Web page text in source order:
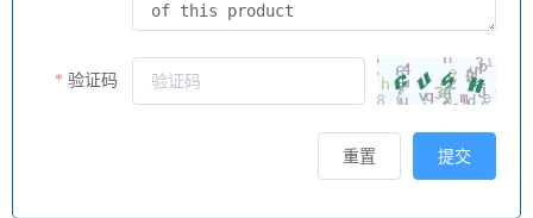
验证码
提交
重置